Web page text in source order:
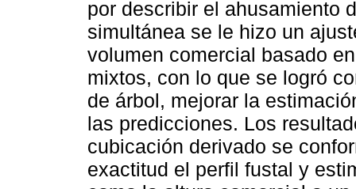
por describir el ahusamiento
simultánea se le hizo un
volumen comercial basado
mixtos, con lo que se logró
de árbol, mejorar la
las predicciones. Los
cubicación derivado se
exactitud el perfil fustal y